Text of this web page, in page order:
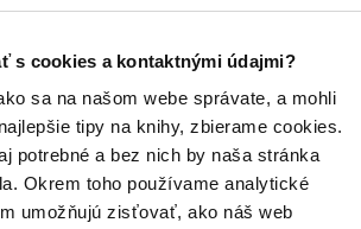
s cookies a kontaktnými údajmi?
sa na našom webe správate, a mohli
tipy na knihy, zbierame cookies.
potrebné a bez nich by naša stránka
Okrem toho používame analytické
umožňujú zisťovať, ako náš web
(29 titulov)HarperCollins29
Slovart (16 titulov)Wisteria Books,
titulov)Eruditio14
(12 titulov)Fortuna Libri12
Ikar9
(8 titulov) Wisteria Books8